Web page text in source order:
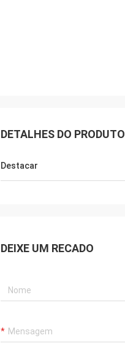
DETALHES DO PRODUTO
Destacar
DEIXE UM RECADO